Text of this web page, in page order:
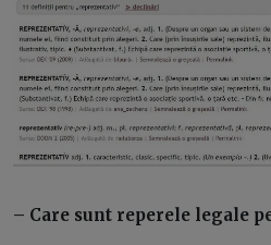
– Care sunt reperele legale